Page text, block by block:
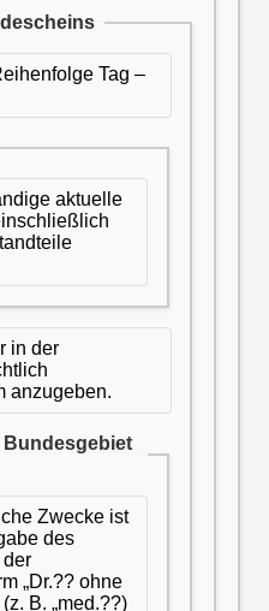
Tag –
aktuelle
in der
anzugeben.
Bundesgebiet
Zwecke ist
des
der
„Dr.?? ohne
B. „med.??)